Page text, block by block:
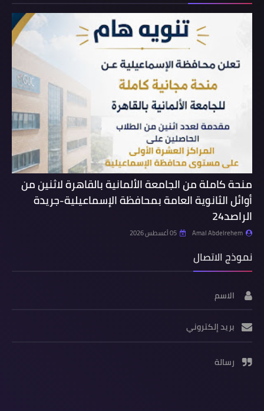
منحة كاملة من الجامعة الألمانية بالقاهرة لاثنين من
أوائل الثانوية العامة بمحافظة الإسماعيلية-جريدة
الراصد24
Amal Abdelrehem 05 أغسطس 2026
نموذج الاتصال
الاسم
بريد إلكتروني
رسالة